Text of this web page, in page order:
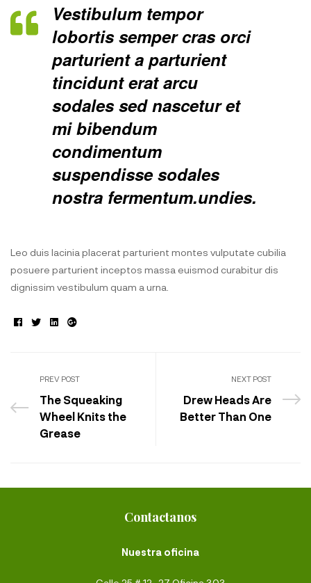
Vestibulum tempor
lobortis semper cras orci
parturient a parturient
tincidunt erat arcu
sodales sed nascetur et
mi bibendum
condimentum
suspendisse sodales
nostra fermentum.undies.
Leo duis lacinia placerat parturient montes vulputate cubilia
posuere parturient inceptos massa euismod curabitur dis
dignissim vestibulum quam a urna.
Facebook
TwitterLinkedin
Google+
PREV POST
The Squeaking
Wheel Knits the
Grease
NEXT POST
Drew Heads Are
Better Than One
Contactanos
Nuestra oficina